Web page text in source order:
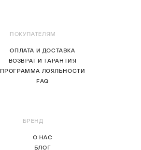
ПОКУПАТЕЛЯМ
ОПЛАТА И ДОСТАВКА
ВОЗВРАТ И ГАРАНТИЯ
ПРОГРАММА ЛОЯЛЬНОСТИ
FAQ
БРЕНД
О НАС
БЛОГ